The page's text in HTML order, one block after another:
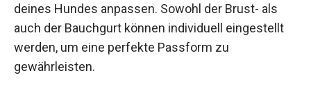
deines Hundes anpassen. Sowohl der Brust- als
auch der Bauchgurt können individuell eingestellt
werden, um eine perfekte Passform zu
gewährleisten.